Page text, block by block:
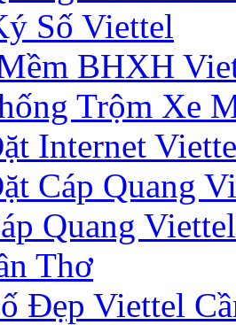
Số Viettel
BHXH
Trộm Xe
Internet
Cáp Quang
Quang
Thơ
Đẹp Viettel